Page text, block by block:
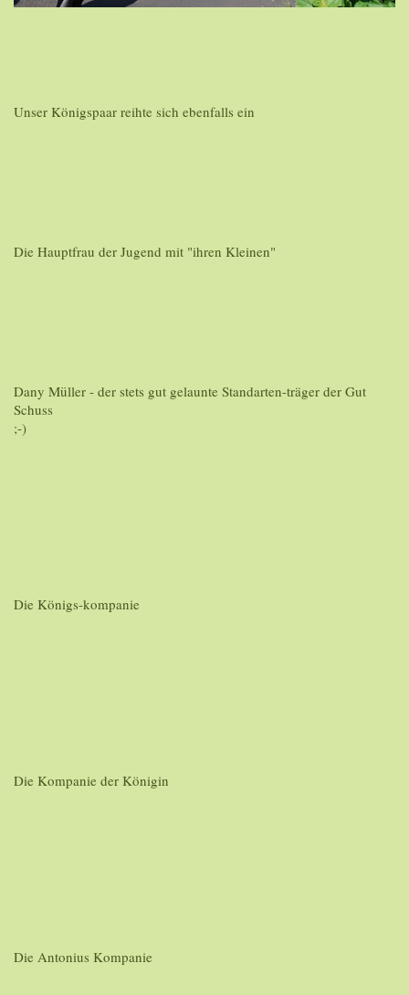
Unser Königspaar reihte sich ebenfalls ein
Die Hauptfrau der Jugend mit "ihren Kleinen"
Dany Müller - der stets gut gelaunte Standarten-träger der Gut
Schuss
;-)
Die Königs-kompanie
Die Kompanie der Königin
Die Antonius Kompanie